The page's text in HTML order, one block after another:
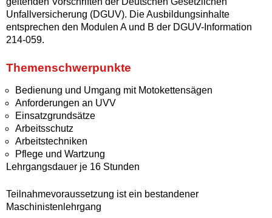
Unfallversicherung (DGUV). Die Ausbildungsinhalte
entsprechen den Modulen A und B der DGUV-Information
214-059.
Themenschwerpunkte
Bedienung und Umgang mit Motokettensägen
Anforderungen an UVV
Einsatzgrundsätze
Arbeitsschutz
Arbeitstechniken
Pflege und Wartzung
Lehrgangsdauer je 16 Stunden
Teilnahmevoraussetzung ist ein bestandener
Maschinistenlehrgang